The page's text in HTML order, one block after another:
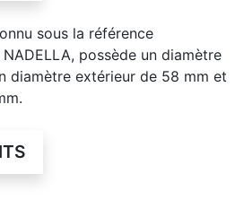
sous la référence
possède un diamètre
diamètre extérieur de 58 mm et